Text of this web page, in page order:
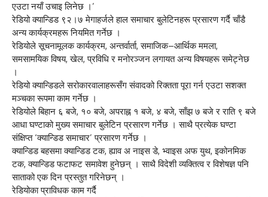
एउटा नयाँ उचाइ लिनेछ ।’
रेडियो क्यान्डिड ९२।७ मेगाहर्जले हाल समाचार बुलेटिनहरू प्रसारण गर्दै चाँडै
अन्य कार्यक्रमहरू नियमित गर्नेछ ।
रेडियोले सूचनामूलक कार्यक्रम, अन्तर्वार्ता, समाजिक–आर्थिक ममला,
समसामयिक विषय, खेल, प्रविधि र मनोरञ्जन लगायत अन्य विषयहरू समेट्नेछ
।
रेडियो क्यान्डिडले सरोकारवालाहरूसँग संवादको रिक्तता पूरा गर्न एउटा सशक्त
मञ्चका रूपमा काम गर्नेछ ।
रेडियोले बिहान ६ बजे, १० बजे, अपराह्न १ बजे, ४ बजे, साँझ ७ बजे र राति ९ बजे
आधा घण्टाको मुख्य समाचार बुलेटिन प्रसारण गर्नेछ । साथै प्रत्येक घण्टा
संक्षिप्त ‘क्यान्डिड समाचार’ प्रसारण गर्नेछ ।
क्यान्डिड बहसमा क्यान्डिड टक, ह्याव अ नाइस डे, भ्वाइस अफ युथ, इकोनमिक
टक, क्यान्डिड फटाफट समावेश हुनेछन् । साथै विदेशी व्यक्तित्व र विशेषज्ञ पनि
साताको एक दिन प्रस्तुत गरिनेछन् ।
रेडियोका प्राविधक काम गर्दै